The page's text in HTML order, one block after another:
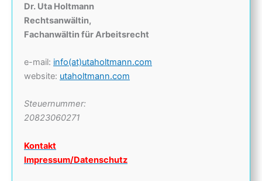
Dr. Uta Holtmann
Rechtsanwältin,
Fachanwältin für Arbeitsrecht
e-mail: info(at)utaholtmann.com
website: utaholtmann.com
Steuernummer:
20823060271
Kontakt
Impressum/Datenschutz